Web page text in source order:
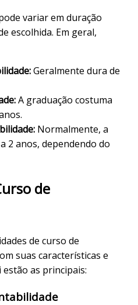
variar em duração
escolhida. Em geral,
Geralmente dura de
A graduação costuma
Normalmente, a
2 anos, dependendo do
de
de curso de
suas características e
estão as principais: